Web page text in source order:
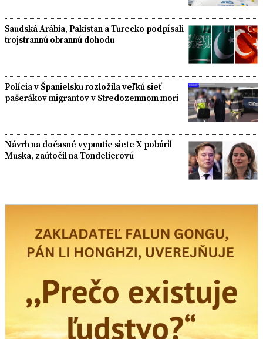
Saudská Arábia, Pakistan a Turecko podpísali
trojstrannú obrannú dohodu
Polícia v Španielsku rozložila veľkú sieť
pašerákov migrantov v Stredozemnom mori
Návrh na dočasné vypnutie siete X pobúril
Muska, zaútočil na Tondelierovú